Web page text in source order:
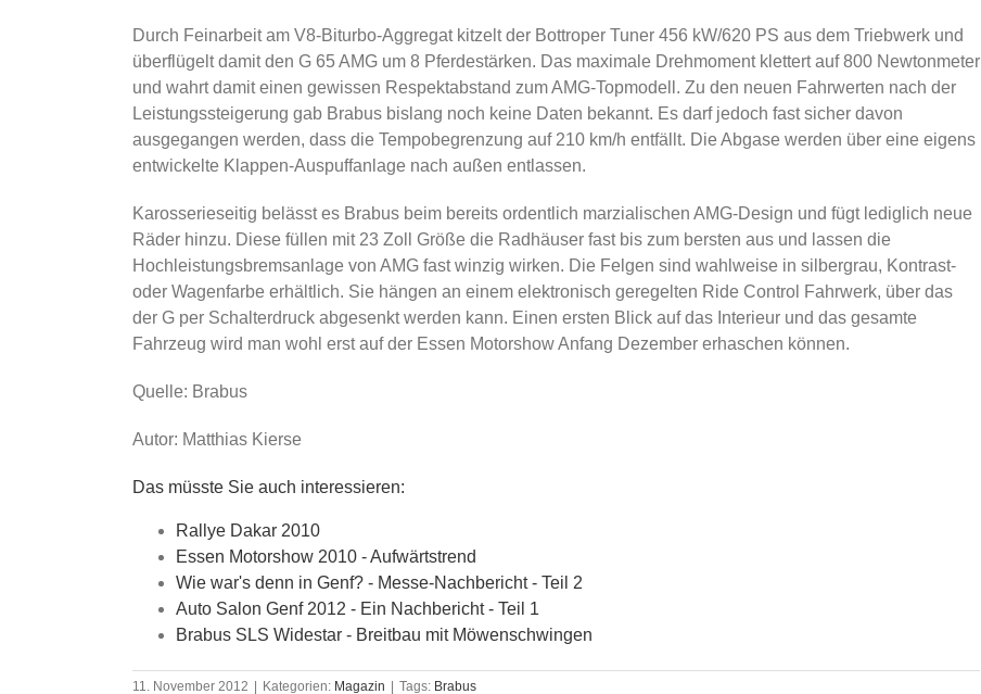
Durch Feinarbeit am V8-Biturbo-Aggregat kitzelt der Bottroper Tuner 456 kW/620 PS aus dem Triebwerk und
überflügelt damit den G 65 AMG um 8 Pferdestärken. Das maximale Drehmoment klettert auf 800 Newtonmeter
und wahrt damit einen gewissen Respektabstand zum AMG-Topmodell. Zu den neuen Fahrwerten nach der
Leistungssteigerung gab Brabus bislang noch keine Daten bekannt. Es darf jedoch fast sicher davon
ausgegangen werden, dass die Tempobegrenzung auf 210 km/h entfällt. Die Abgase werden über eine eigens
entwickelte Klappen-Auspuffanlage nach außen entlassen.
Karosserieseitig belässt es Brabus beim bereits ordentlich marzialischen AMG-Design und fügt lediglich neue
Räder hinzu. Diese füllen mit 23 Zoll Größe die Radhäuser fast bis zum bersten aus und lassen die
Hochleistungsbremsanlage von AMG fast winzig wirken. Die Felgen sind wahlweise in silbergrau, Kontrast-
oder Wagenfarbe erhältlich. Sie hängen an einem elektronisch geregelten Ride Control Fahrwerk, über das
der G per Schalterdruck abgesenkt werden kann. Einen ersten Blick auf das Interieur und das gesamte
Fahrzeug wird man wohl erst auf der Essen Motorshow Anfang Dezember erhaschen können.
Quelle: Brabus
Autor: Matthias Kierse
Das müsste Sie auch interessieren:
Rallye Dakar 2010
Essen Motorshow 2010 - Aufwärtstrend
Wie war's denn in Genf? - Messe-Nachbericht - Teil 2
Auto Salon Genf 2012 - Ein Nachbericht - Teil 1
Brabus SLS Widestar - Breitbau mit Möwenschwingen
11. November 2012 Kategorien: Magazin Tags: Brabus